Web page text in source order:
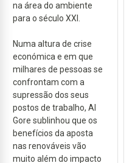
na área do ambiente
para o século XXI.
Numa altura de crise
económica e em que
milhares de pessoas se
confrontam com a
supressão dos seus
postos de trabalho, Al
Gore sublinhou que os
benefícios da aposta
nas renováveis vão
muito além do impacto